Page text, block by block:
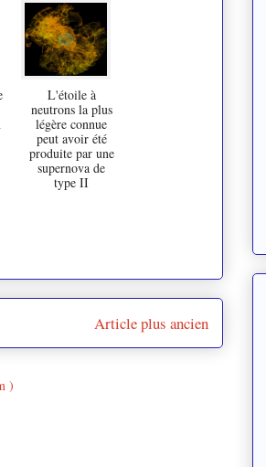
L'étoile à
neutrons la plus
légère connue
peut avoir été
produite par une
supernova de
type II
Article plus ancien
)